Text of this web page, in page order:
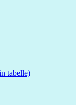
tabelle)